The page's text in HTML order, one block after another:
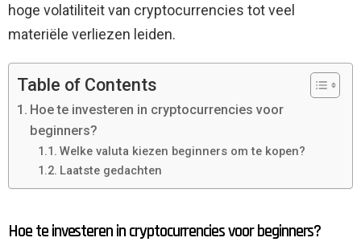
hoge volatiliteit van cryptocurrencies tot veel
materiële verliezen leiden.
Table of Contents
Hoe te investeren in cryptocurrencies voor
beginners?
Welke valuta kiezen beginners om te kopen?
Laatste gedachten
Hoe te investeren in cryptocurrencies voor beginners?